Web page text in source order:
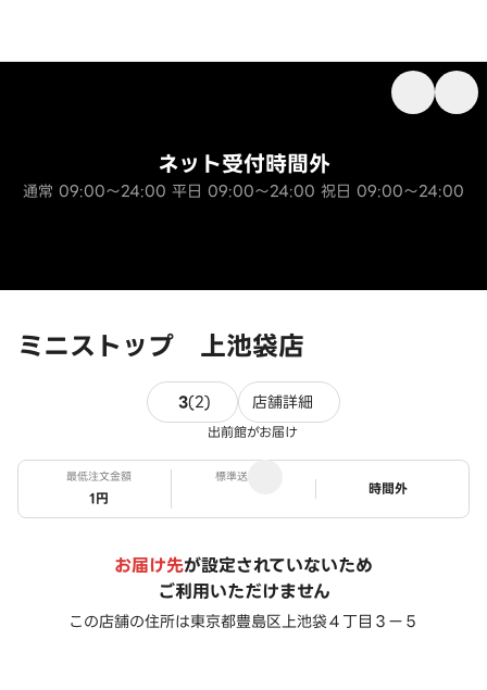
ミニストップ 上池袋店
ネット受付時間外
通常 09:00～24:00 平日 09:00～24:00 祝日 09:00～24:00
3(2) 2件のレビュー
店舗詳細
出前館がお届け
最低注文金額
1円
標準送料
ステータス
時間外
お届け先が設定されていないため
ご利用いただけません
この店舗の住所は東京都豊島区上池袋４丁目３ー５